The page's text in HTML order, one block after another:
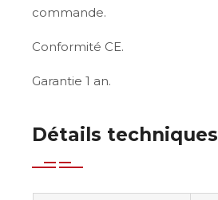
commande.
Conformité CE.
Garantie 1 an.
Détails techniques